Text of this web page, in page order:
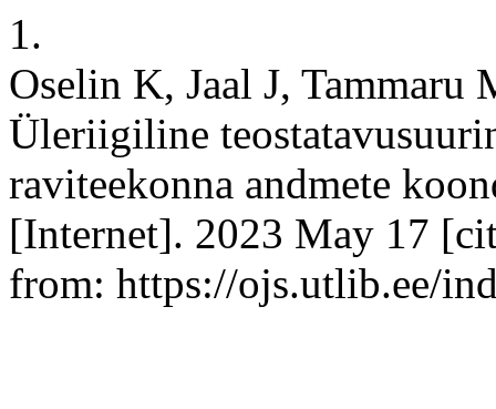
1.
Oselin K, Jaal J, Tammaru
Üleriigiline
raviteekonna andmete
[Internet]. 2023 May 17
from: https://ojs.utlib.ee/